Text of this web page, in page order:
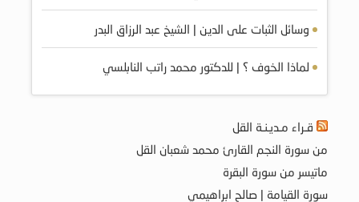
وسائل الثبات على الدين | الشيخ عبد الرزاق البدر
لماذا الخوف ؟ | للدكتور محمد راتب النابلسي
قـراء مـديـنـة القل
من سورة النجم القارئ محمد شعبان القل
ماتيسر من سورة البقرة
سورة القيامة | صالح ابراهيمي